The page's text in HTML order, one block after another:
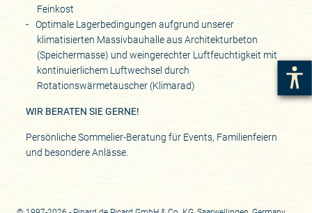
Feinkost
Optimale Lagerbedingungen aufgrund unserer
klimatisierten Massivbauhalle aus Architekturbeton
(Speichermasse) und weingerechter Luftfeuchtigkeit mit
kontinuierlichem Luftwechsel durch
Rotationswärmetauscher (Klimarad)
WIR BERATEN SIE GERNE!
Persönliche Sommelier-Beratung für Events, Familienfeiern
und besondere Anlässe.